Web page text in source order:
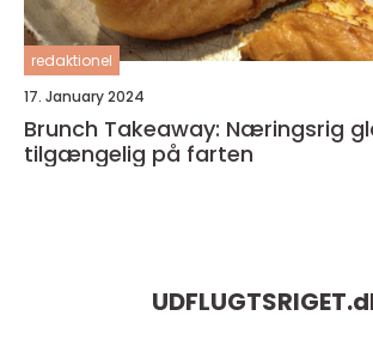
redaktionel
17. January 2024
Brunch Takeaway: Næringsrig
tilgængelig på farten
UDFLUGTSRIGET.